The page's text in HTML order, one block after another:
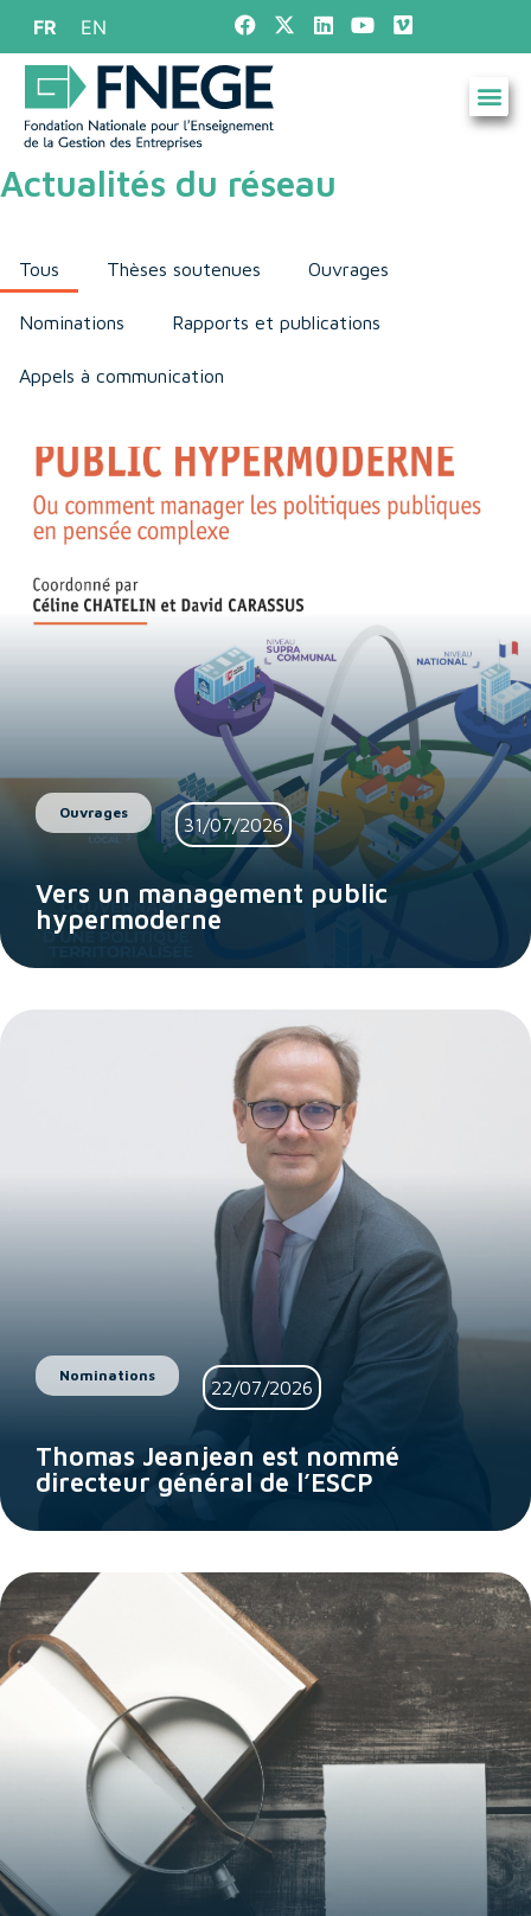
FR EN
Actualités du réseau
Tous Thèses soutenues Ouvrages
Nominations Rapports et publications
Appels à communication
Ouvrages
31/07/2026
Vers un management public
hypermoderne
Nominations
22/07/2026
Thomas Jeanjean est nommé
directeur général de l’ESCP